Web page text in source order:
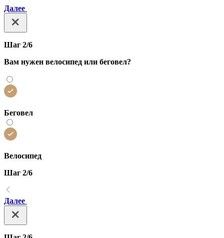
Далее
Шаг 2/6
Вам нужен велосипед или беговел?
Беговел
Велосипед
Шаг 2/6
Далее